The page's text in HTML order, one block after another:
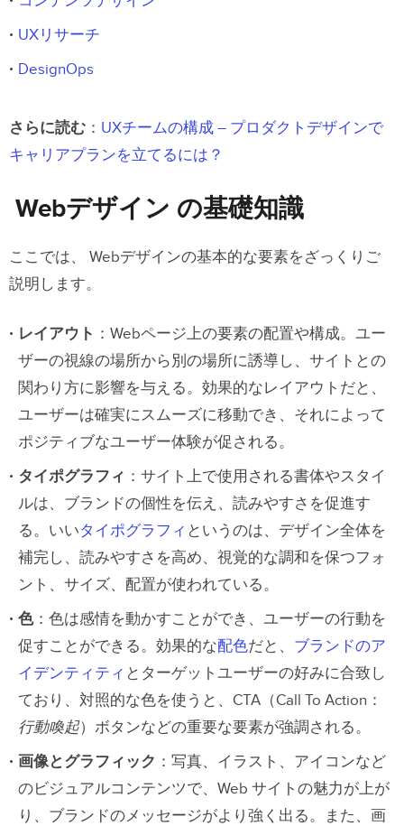
UXリサーチ
DesignOps
さらに読む ： UXチームの構成 – プロダクトデザインで
キャリアプランを立てるには？
Webデザイン の基礎知識
ここでは、 Webデザインの基本的な要素をざっくりご
説明します。
レイアウト ：Webページ上の要素の配置や構成。ユー
ザーの視線の場所から別の場所に誘導し、サイトとの
関わり方に影響を与える。効果的なレイアウトだと、
ユーザーは確実にスムーズに移動でき、それによって
ポジティブなユーザー体験が促される。
タイポグラフィ ：サイト上で使用される書体やスタイ
ルは、ブランドの個性を伝え、読みやすさを促進す
る。いいタイポグラフィ というのは、デザイン全体を
補完し、読みやすさを高め、視覚的な調和を保つフォ
ント、サイズ、配置が使われている。
色：色は感情を動かすことができ、ユーザーの行動を
促すことができる。効果的な配色だと、 ブランドのア
イデンティティ とターゲットユーザーの好みに合致し
ており、対照的な色を使うと、CTA（Call To Action：
行動喚起）ボタンなどの重要な要素が強調される。
画像とグラフィック ：写真、イラスト、アイコンなど
のビジュアルコンテンツで、Web サイトの魅力が上が
り、ブランドのメッセージがより強く出る。また、画